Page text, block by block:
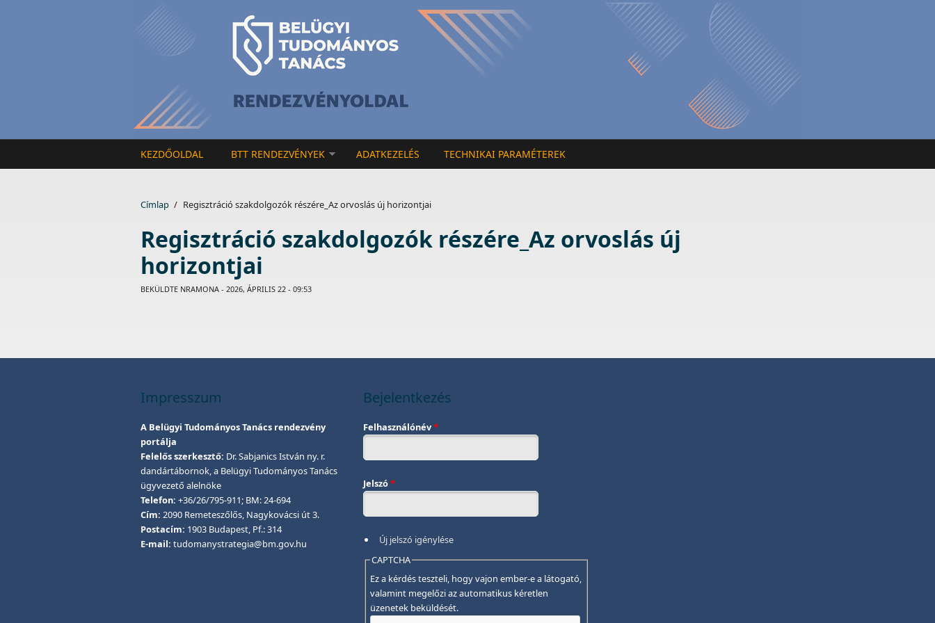
KEZDŐOLDAL BTT RENDEZVÉNYEK ADATKEZELÉS TECHNIKAI PARAMÉTEREK
Címlap / Regisztráció szakdolgozók részére_Az orvoslás új horizontjai
Regisztráció szakdolgozók részére_Az orvoslás új
horizontjai
BEKÜLDTE NRAMONA - 2026, ÁPRILIS 22 - 09:53
Impresszum
A Belügyi Tudományos Tanács rendezvény
portálja
Felelős szerkesztő: Dr. Sabjanics István ny. r.
dandártábornok, a Belügyi Tudományos Tanács
ügyvezető alelnöke
Telefon: +36/26/795-911; BM: 24-694
Cím: 2090 Remeteszőlős, Nagykovácsi út 3.
Postacím: 1903 Budapest, Pf.: 314
E-mail: tudomanystrategia@bm.gov.hu
Bejelentkezés
Felhasználónév*
Jelszó*
Új jelszó igénylése
CAPTCHA
Ez a kérdés teszteli, hogy vajon ember-e a látogató,
valamint megelőzi az automatikus kéretlen
üzenetek beküldését.